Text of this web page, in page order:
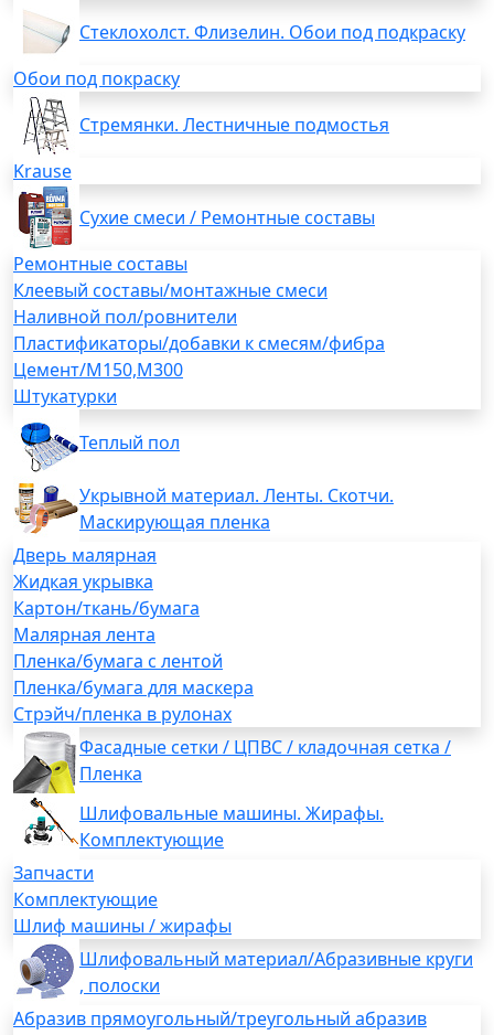
Стеклохолст. Флизелин. Обои под подкраску
Обои под покраску
Стремянки. Лестничные подмостья
Krause
Сухие смеси / Ремонтные составы
Ремонтные составы
Клеевый составы/монтажные смеси
Наливной пол/ровнители
Пластификаторы/добавки к смесям/фибра
Цемент/М150,М300
Штукатурки
Теплый пол
Укрывной материал. Ленты. Скотчи.
Маскирующая пленка
Дверь малярная
Жидкая укрывка
Картон/ткань/бумага
Малярная лента
Пленка/бумага с лентой
Пленка/бумага для маскера
Стрэйч/пленка в рулонах
Фасадные сетки / ЦПВС / кладочная сетка /
Пленка
Шлифовальные машины. Жирафы.
Комплектующие
Запчасти
Комплектующие
Шлиф машины / жирафы
Шлифовальный материал/Абразивные круги
, полоски
Абразив прямоугольный/треугольный абразив